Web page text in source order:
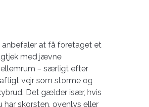
anbefaler at få foretaget et
med jævne
– særligt efter
vejr som storme og
Det gælder især, hvis
har skorsten, ovenlys eller